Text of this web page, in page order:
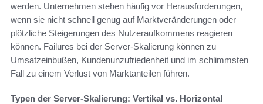
werden. Unternehmen stehen häufig vor Herausforderungen,
wenn sie nicht schnell genug auf Marktveränderungen oder
plötzliche Steigerungen des Nutzeraufkommens reagieren
können. Failures bei der Server-Skalierung können zu
Umsatzeinbußen, Kundenunzufriedenheit und im schlimmsten
Fall zu einem Verlust von Marktanteilen führen.
Typen der Server-Skalierung: Vertikal vs. Horizontal